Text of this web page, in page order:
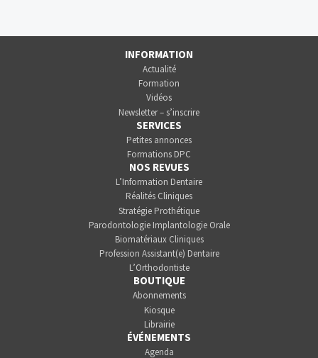
INFORMATION
Actualité
Formation
Vidéos
Newsletter – s’inscrire
SERVICES
Petites annonces
Formations DPC
NOS REVUES
L’Information Dentaire
Réalités Cliniques
Stratégie Prothétique
Parodontologie Implantologie Orale
Biomatériaux Cliniques
Profession Assistant(e) Dentaire
L’Orthodontiste
BOUTIQUE
Abonnements
Kiosque
Librairie
ÉVÉNEMENTS
Agenda